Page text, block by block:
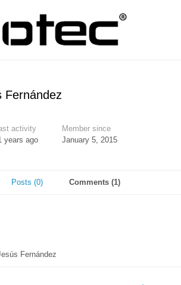
Fernández
activity
years ago
Member since
January 5, 2015
Posts (0) Comments (1)
Fernández